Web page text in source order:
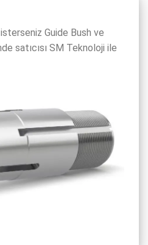
Guide Bush ve
satıcısı SM Teknoloji ile